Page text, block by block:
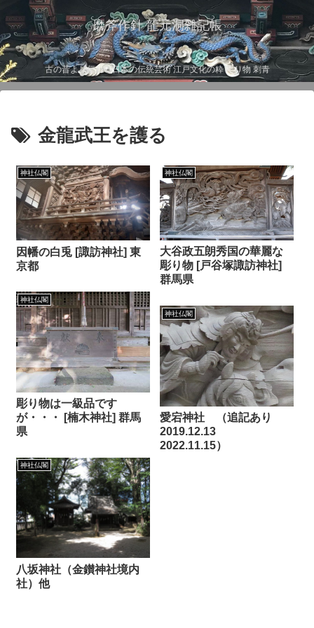
磨斧作針 龍元洞雑記帳
古の昔より伝わる日本の伝統芸術 江戸文化の粋 彫り物 刺青
金龍武王を護る
神社仏閣
因幡の白兎 [諏訪神社] 東
京都
神社仏閣
大谷政五朗秀国の華麗な
彫り物 [戸谷塚諏訪神社]
群馬県
神社仏閣
彫り物は一級品です
が・・・ [楠木神社] 群馬
県
神社仏閣
愛宕神社 （追記あり
2019.12.13
2022.11.15）
神社仏閣
八坂神社（金鑚神社境内
社）他